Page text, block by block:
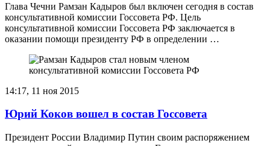
Глава Чечни Рамзан Кадыров был включен сегодня в состав
консультативной комиссии Госсовета РФ. Цель
консультативной комиссии Госсовета РФ заключается в
оказании помощи президенту РФ в определении …
14:17, 11 ноя 2015
Юрий Коков вошел в состав Госсовета
Президент России Владимир Путин своим распоряжением